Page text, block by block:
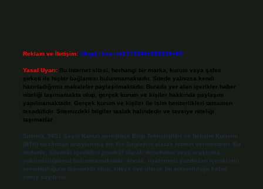
Reklam ve İletişim: Skype: live:.cid.575569c608265c69
Yasal Uyarı: Bu internet sitesi, herhangi bir marka, kurum veya şahıs
şirketi ile hiçbir bağlantısı bulunmamaktadır. Sitede yalnızca kendi
hazırladığımız makaleler paylaşılmaktadır. Burada yer alan içerikler haber
niteliği taşımamakta olup, gerçek kurum ve kişiler hakkında paylaşım
yapılmamaktadır. Gerçek kurum ve kişiler ile isim benzerlikleri tamamen
tesadüfidir. Sitemizdeki bilgiler taslak halindedir ve tavsiye niteliği
taşımazlar.
Sitemiz, 5651 Sayılı Kanun gereğince Bilgi Teknolojileri ve İletişim Kurumu
(BTK) tarafından onaylanmış bir Yer Sağlayıcı olarak hizmet vermektedir. Bu
nedenle, sitedeki içerikleri proaktif olarak denetleme veya araştırma
yükümlülüğümüz bulunmamaktadır. Ancak, üyelerimiz yazdıkları içeriklerin
sorumluluğunu taşımakta olup, siteye üye olarak bu sorumluluğu kabul
etmiş sayılırlar.